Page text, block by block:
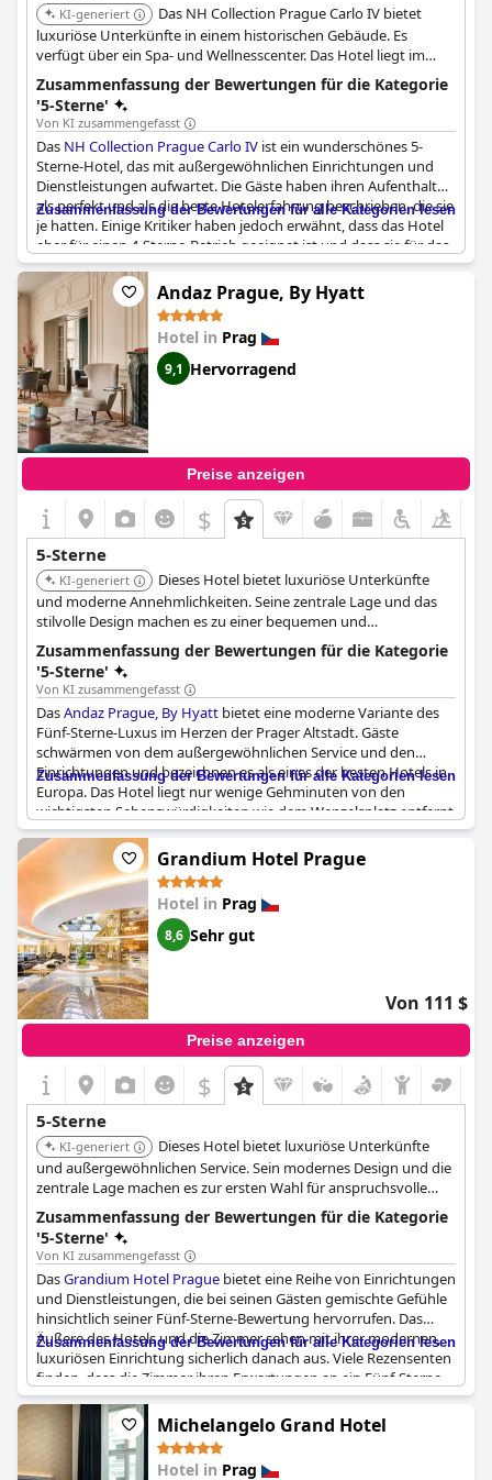
KI-generiert
Das NH Collection Prague Carlo IV bietet
luxuriöse Unterkünfte in einem historischen Gebäude. Es
verfügt über ein Spa- und Wellnesscenter. Das Hotel liegt im
Stadtzentrum, in der Nähe vieler Attraktionen.
Zusammenfassung der Bewertungen für die Kategorie
'5-Sterne'
Von KI zusammengefasst
Das NH Collection Prague Carlo IV ist ein wunderschönes 5-
Sterne-Hotel, das mit außergewöhnlichen Einrichtungen und
Dienstleistungen aufwartet. Die Gäste haben ihren Aufenthalt
als perfekt und als die beste Hotelerfahrung beschrieben, die sie
je hatten. Einige Kritiker haben jedoch erwähnt, dass das Hotel
eher für einen 4-Sterne-Betrieb geeignet ist und dass sie für das
Geld, das sie bezahlt haben, mehr erwartet haben. Trotzdem hat
das freundliche und hilfsbereite Personal viele Gäste
beeindruckt, die den außergewöhnlichen Service genossen
haben. Das Hotel selbst befindet sich in einem
atemberaubenden, historischen Gebäude, das von den Gästen
als eines der schönsten Hotels bezeichnet wurde, in denen sie je
übernachtet haben. Einige Gäste bemängelten zwar die
schmutzige Aussicht oder die mangelnde Auswahl an
Annehmlichkeiten, doch insgesamt bietet das
Prague Carlo IVein hervorragendes Erlebnis, das es zu einem
perfekten 5-Sterne-Hotel macht.
Zusammenfassung der Bewertungen für alle Kategorien lesen
Andaz Prague, By Hyatt
Hotel in Prag
9,1 Hervorragend
Preise anzeigen
$
5-Sterne
KI-generiert
Dieses Hotel bietet luxuriöse Unterkünfte
und moderne Annehmlichkeiten. Seine zentrale Lage und das
stilvolle Design machen es zu einer bequemen und
hochwertigen Wahl für Reisende.
Zusammenfassung der Bewertungen für die Kategorie
'5-Sterne'
Von KI zusammengefasst
DasAndaz Prague, By Hyatt bietet eine moderne Variante des
Fünf-Sterne-Luxus im Herzen der Prager Altstadt. Gäste
schwärmen von dem außergewöhnlichen Service und den
Einrichtungen und bezeichnen es als eines der besten Hotels in
Europa. Das Hotel liegt nur wenige Gehminuten von den
wichtigsten Sehenswürdigkeiten wie dem Wenzelsplatz entfernt
und ist somit ein idealer Standort für Touristen. Die Zimmer sind
wunderschön gestaltet und entsprechen den höchsten Fünf-
Sterne-Deluxe-Standards. Die Gäste schätzen auch die Ruhe, die
trotz der zentralen Lage herrscht. Auch wenn das Frühstück
nicht dem Fünf-Sterne-Standard entspricht, bietet das Andaz
Prague insgesamt ein außergewöhnliches Reiseerlebnis, das
von den Gästen immer wieder als "hervorragend" und
"fantastisch" bezeichnet wird und einen erneuten Besuch
garantiert.
Zusammenfassung der Bewertungen für alle Kategorien lesen
Grandium Hotel Prague
Hotel in Prag
8,6 Sehr gut
Von 111 $
Preise anzeigen
$
5-Sterne
KI-generiert
Dieses Hotel bietet luxuriöse Unterkünfte
und außergewöhnlichen Service. Sein modernes Design und die
zentrale Lage machen es zur ersten Wahl für anspruchsvolle
Reisende, die ein High-End-Erlebnis suchen.
Zusammenfassung der Bewertungen für die Kategorie
'5-Sterne'
Von KI zusammengefasst
DasGrandium Hotel Prague bietet eine Reihe von Einrichtungen
und Dienstleistungen, die bei seinen Gästen gemischte Gefühle
hinsichtlich seiner Fünf-Sterne-Bewertung hervorrufen. Das
Äußere des Hotels und die Zimmer sehen mit ihrer modernen,
luxuriösen Einrichtung sicherlich danach aus. Viele Rezensenten
finden, dass die Zimmer ihren Erwartungen an ein Fünf-Sterne-
Haus entsprechen und die Gesamtatmosphäre hochwertig ist.
Gäste loben häufig das Frühstück und bezeichnen es als
angenehm, einige halten es sogar für ein Fünf-Sterne-Frühstück.
Zusammenfassung der Bewertungen für alle Kategorien lesen
Michelangelo Grand Hotel
Hotel in Prag